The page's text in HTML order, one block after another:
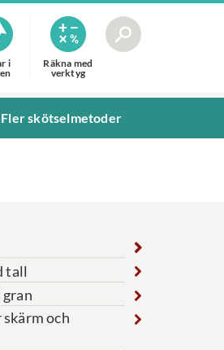
i
Räkna med
verktyg
Fler skötselmetoder
tall
och